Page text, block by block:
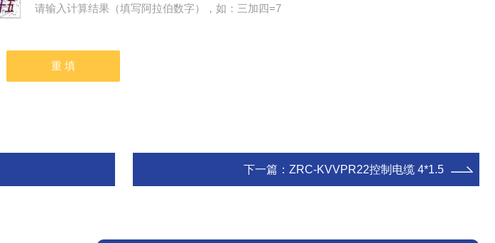
请输入计算结果（填写阿拉伯数字），如：三加四=7
下一篇： ZRC-KVVPR22控制电缆 4*1.5